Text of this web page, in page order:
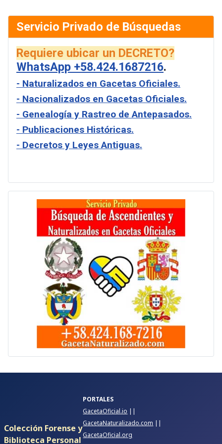
Servicio Privado de Búsquedas
Requiere ubicar un DECRETO?
WhatsApp +58.424.1687216.
- Naturalizados en Gacetas Oficiales.
- Nacionalizados en Gacetas Oficiales.
- Genealogía y Rastreo de Antepasados.
- Publicaciones Históricas.
- Decretos y Leyes Antiguas.
Colección Forense y
Biblioteca Personal
PORTALES
GacetaOficial.io ||
GacetaNaturalizado.com ||
GacetaOficial.org